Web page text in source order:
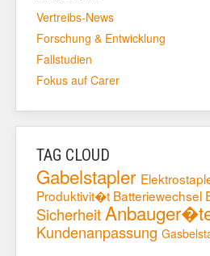
Vertreibs-News
Forschung & Entwicklung
Fallstudien
Fokus auf Carer
TAG CLOUD
Gabelstapler
Produktivit�t Batteriewechsel
Sicherheit
Kundenanpassung